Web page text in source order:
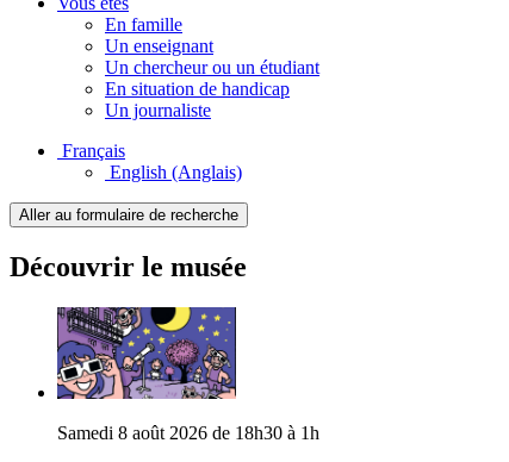
En famille
Un enseignant
Un chercheur ou un étudiant
En situation de handicap
Un journaliste
Français
English (Anglais)
Aller au formulaire de recherche
Découvrir le musée
Samedi 8 août 2026 de 18h30 à 1h